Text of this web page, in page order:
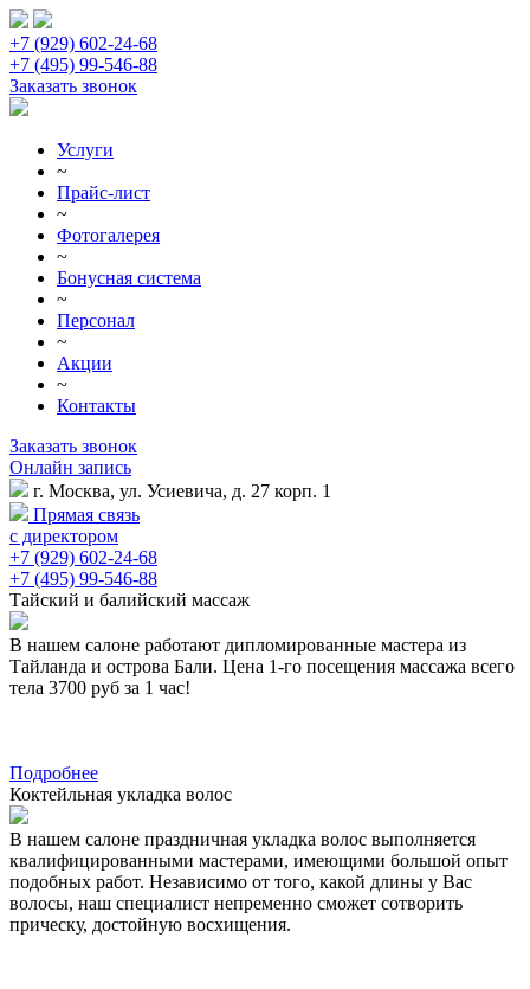
+7 (929) 602-24-68
+7 (495) 99-546-88
Заказать звонок
Услуги
~
Прайс-лист
~
Фотогалерея
~
Бонусная система
~
Персонал
~
Акции
~
Контакты
Заказать звонок
Онлайн запись
г. Москва, ул. Усиевича, д. 27 корп. 1
Прямая связь
с директором
+7 (929) 602-24-68
+7 (495) 99-546-88
Тайский и балийский массаж
В нашем салоне работают дипломированные мастера из
Тайланда и острова Бали. Цена 1-го посещения массажа всего
тела 3700 руб за 1 час!
Подробнее
Коктейльная укладка волос
В нашем салоне праздничная укладка волос выполняется
квалифицированными мастерами, имеющими большой опыт
подобных работ. Независимо от того, какой длины у Вас
волосы, наш специалист непременно сможет сотворить
прическу, достойную восхищения.